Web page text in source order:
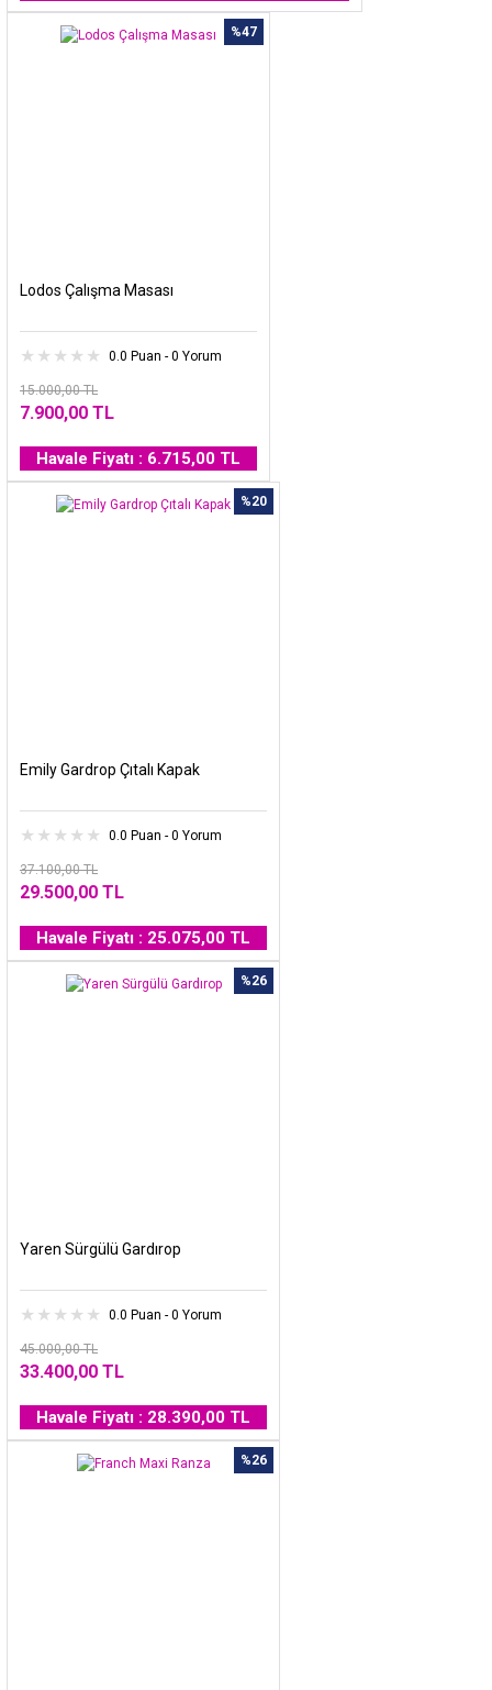
%47
Lodos Çalışma Masası
0.0 Puan - 0 Yorum
15.000,00 TL
7.900,00 TL
Havale Fiyatı : 6.715,00 TL
%20
Emily Gardrop Çıtalı Kapak
0.0 Puan - 0 Yorum
37.100,00 TL
29.500,00 TL
Havale Fiyatı : 25.075,00 TL
%26
Yaren Sürgülü Gardırop
0.0 Puan - 0 Yorum
45.000,00 TL
33.400,00 TL
Havale Fiyatı : 28.390,00 TL
%26